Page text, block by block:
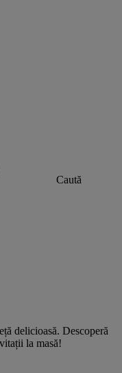
Caută
delicioasă. Descoperă
la masă!